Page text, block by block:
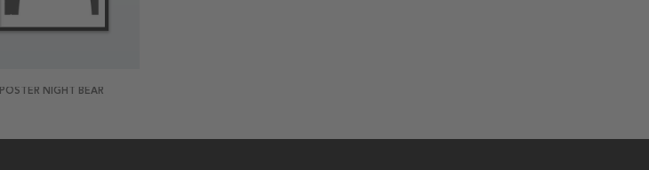
POSTER NIGHT BEAR